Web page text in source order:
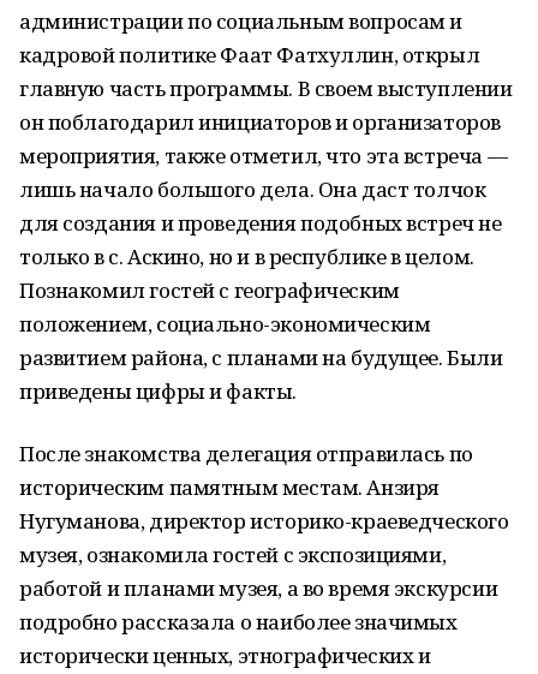
администрации по социальным вопросам и
кадровой политике Фаат Фатхуллин, открыл
главную часть программы. В своем выступлении
он поблагодарил инициаторов и организаторов
мероприятия, также отметил, что эта встреча —
лишь начало большого дела. Она даст толчок
для создания и проведения подобных встреч не
только в с. Аскино, но и в республике в целом.
Познакомил гостей с географическим
положением, социально-экономическим
развитием района, с планами на будущее. Были
приведены цифры и факты.
После знакомства делегация отправилась по
историческим памятным местам. Анзиря
Нугуманова, директор историко-краеведческого
музея, ознакомила гостей с экспозициями,
работой и планами музея, а во время экскурсии
подробно рассказала о наиболее значимых
исторически ценных, этнографических и